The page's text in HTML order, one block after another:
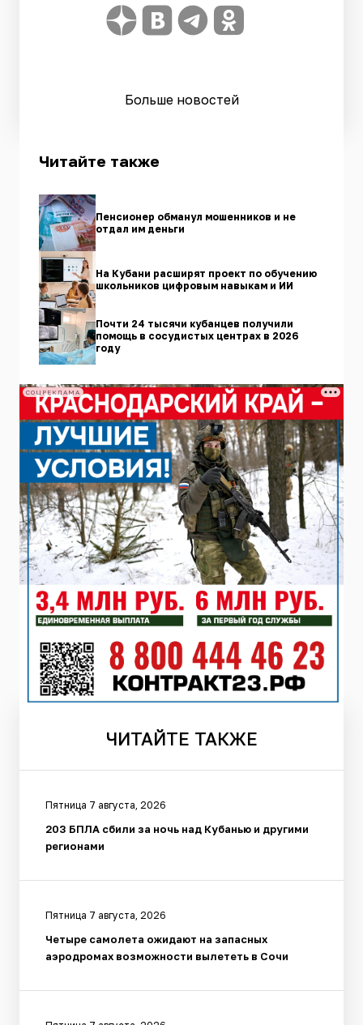
Больше новостей
Читайте также
Пенсионер обманул мошенников и не
отдал им деньги
На Кубани расширят проект по обучению
школьников цифровым навыкам и ИИ
Почти 24 тысячи кубанцев получили
помощь в сосудистых центрах в 2026
году
СОЦРЕКЛАМА
ЧИТАЙТЕ ТАКЖЕ
Пятница 7 августа, 2026
203 БПЛА сбили за ночь над Кубанью и другими
регионами
Пятница 7 августа, 2026
Четыре самолета ожидают на запасных
аэродромах возможности вылететь в Сочи